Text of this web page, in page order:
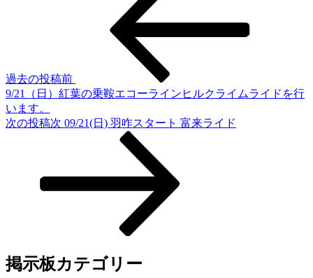
過去の投稿前
9/21（日）紅葉の乗鞍エコーラインヒルクライムライドを行
います。
次の投稿次 09/21(日) 羽咋スタート 富来ライド
掲示板カテゴリー